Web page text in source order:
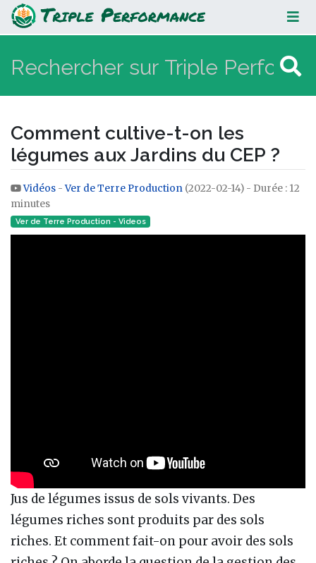
Comment cultive-t-on les légumes
aux Jardins du CEP ?
Comment cultive-t-on les
légumes aux Jardins du CEP ?
Aller à :navigation,rechercher
Vidéos -Ver de Terre Production (2022-02-14) - Durée : 12
minutes
Ver de Terre Production - Videos
Jus de légumes issus de sols vivants. Des
légumes riches sont produits par des sols
riches. Et comment fait-on pour avoir des sols